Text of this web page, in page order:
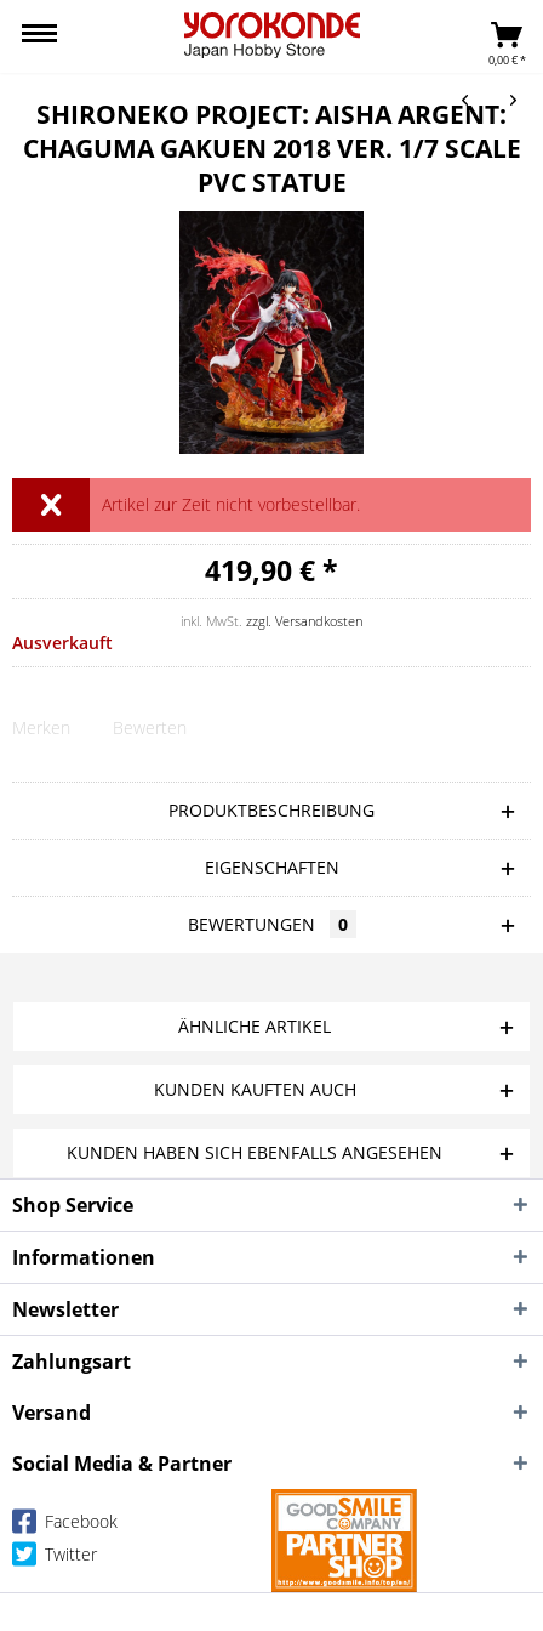
0,00 € *
SHIRONEKO PROJECT: AISHA ARGENT:
CHAGUMA GAKUEN 2018 VER. 1/7 SCALE
PVC STATUE
Artikel zur Zeit nicht vorbestellbar.
419,90 € *
inkl. MwSt. zzgl. Versandkosten
Ausverkauft
Merken Bewerten
PRODUKTBESCHREIBUNG
EIGENSCHAFTEN
BEWERTUNGEN 0
ÄHNLICHE ARTIKEL
KUNDEN KAUFTEN AUCH
KUNDEN HABEN SICH EBENFALLS ANGESEHEN
Shop Service
Informationen
Newsletter
Zahlungsart
Versand
Social Media & Partner
Facebook
Twitter